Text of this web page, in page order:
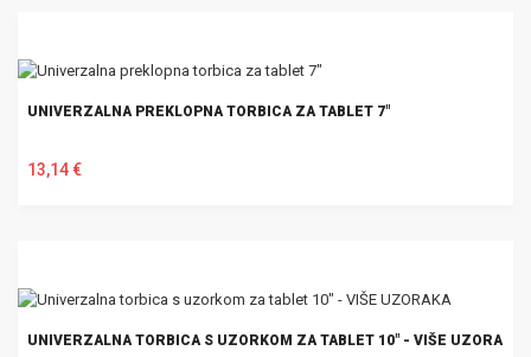
UNIVERZALNA PREKLOPNA TORBICA ZA TABLET 7"
13,14 €
UNIVERZALNA TORBICA S UZORKOM ZA TABLET 10" - VIŠE UZORAKA